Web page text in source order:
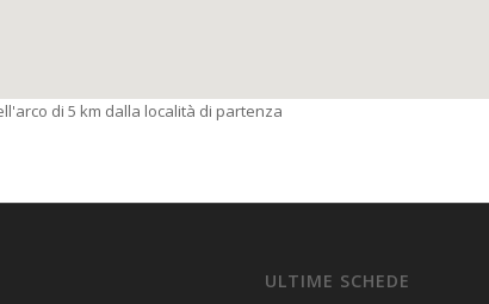
di 5 km dalla località di partenza
ULTIME SCHEDE